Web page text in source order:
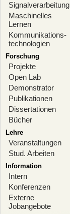
Signalverarbeitung
Maschinelles
Lernen
Kommunikations-
technologien
Forschung
Projekte
Open Lab
Demonstrator
Publikationen
Dissertationen
Bücher
Lehre
Veranstaltungen
Stud. Arbeiten
Information
Intern
Konferenzen
Externe
Jobangebote